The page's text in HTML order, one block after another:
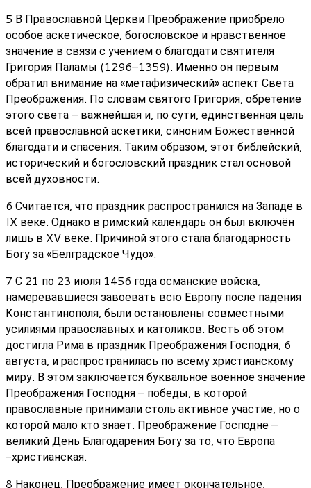
5 В Православной Церкви Преображение приобрело
особое аскетическое, богословское и нравственное
значение в связи с учением о благодати святителя
Григория Паламы (1296–1359). Именно он первым
обратил внимание на «метафизический» аспект Света
Преображения. По словам святого Григория, обретение
этого света – важнейшая и, по сути, единственная цель
всей православной аскетики, синоним Божественной
благодати и спасения. Таким образом, этот библейский,
исторический и богословский праздник стал основой
всей духовности.
6 Считается, что праздник распространился на Западе в
IX веке. Однако в римский календарь он был включён
лишь в XV веке. Причиной этого стала благодарность
Богу за «Белградское Чудо».
7 С 21 по 23 июля 1456 года османские войска,
намеревавшиеся завоевать всю Европу после падения
Константинополя, были остановлены совместными
усилиями православных и католиков. Весть об этом
достигла Рима в праздник Преображения Господня, 6
августа, и распространилась по всему христианскому
миру. В этом заключается буквальное военное значение
Преображения Господня – победы, в которой
православные принимали столь активное участие, но о
которой мало кто знает. Преображение Господне –
великий День Благодарения Богу за то, что Европа
-христианская.
8 Наконец, Преображение имеет окончательное,